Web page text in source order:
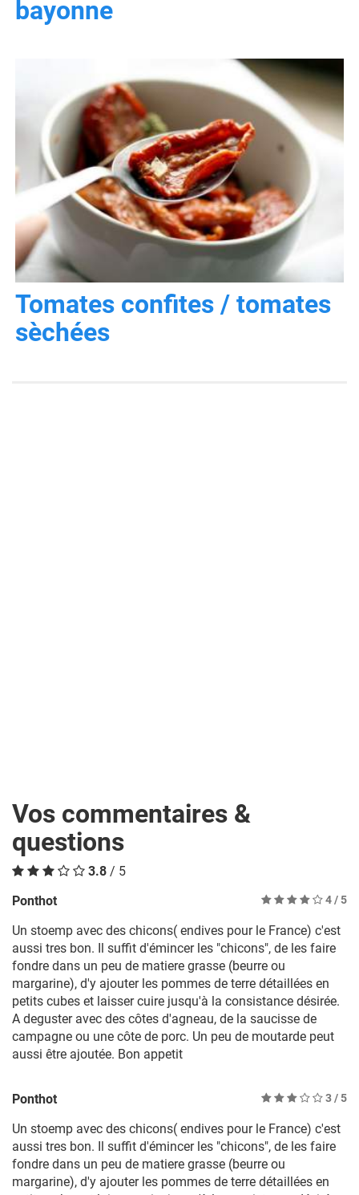
bayonne
Tomates confites / tomates
sèchées
Vos commentaires &
questions
3.8 / 5
Ponthot
4/ 5
Un stoemp avec des chicons( endives pour le France) c'est
aussi tres bon. Il suffit d'émincer les "chicons", de les faire
fondre dans un peu de matiere grasse (beurre ou
margarine), d'y ajouter les pommes de terre détaillées en
petits cubes et laisser cuire jusqu'à la consistance désirée.
A deguster avec des côtes d'agneau, de la saucisse de
campagne ou une côte de porc. Un peu de moutarde peut
aussi être ajoutée. Bon appetit
Ponthot 3/ 5
Un stoemp avec des chicons( endives pour le France) c'est
aussi tres bon. Il suffit d'émincer les "chicons", de les faire
fondre dans un peu de matiere grasse (beurre ou
margarine), d'y ajouter les pommes de terre détaillées en